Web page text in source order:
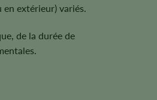
extérieur) variés.
de la durée de